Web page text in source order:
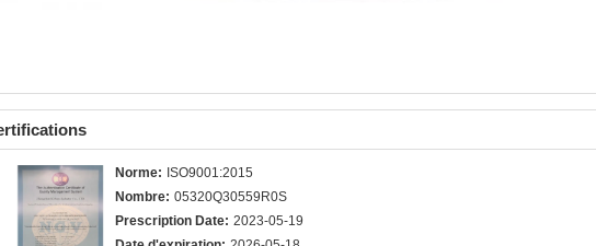
Norme: ISO9001:2015
Nombre: 05320Q30559R0S
Prescription Date: 2023-05-19